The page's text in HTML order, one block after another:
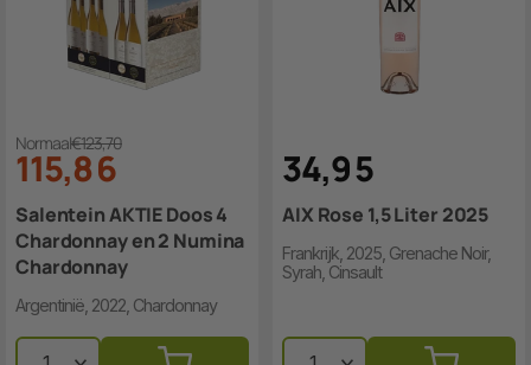
Normaal€123,70
115,86
Salentein AKTIE Doos 4
Chardonnay en 2 Numina
Chardonnay
Argentinië, 2022, Chardonnay
34,95
AIX Rose 1,5 Liter 2025
Frankrijk, 2025, Grenache Noir,
Syrah, Cinsault